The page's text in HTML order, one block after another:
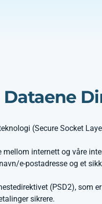
(Secure Socket
internett og våre
e-postadresse og et
(PSD2), som
sikrere.